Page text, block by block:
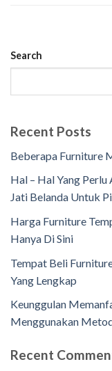
Search
Recent Posts
Beberapa Furniture
Hal – Hal Yang
Jati Belanda Untuk
Harga Furniture
Hanya Di Sini
Tempat Beli
Yang Lengkap
Keunggulan
Menggunakan
Recent